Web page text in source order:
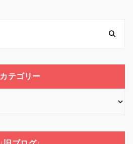
カテゴリー